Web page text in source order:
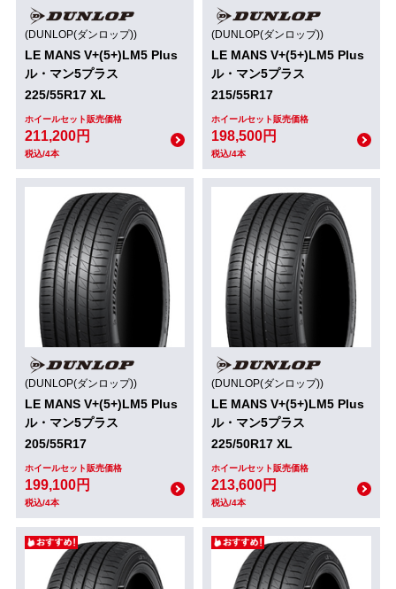
(DUNLOP(ダンロップ))
LE MANS V+(5+)LM5 Plus
ル・マン5プラス
225/55R17 XL
ホイールセット販売価格
211,200円
税込/4本
(DUNLOP(ダンロップ))
LE MANS V+(5+)LM5 Plus
ル・マン5プラス
215/55R17
ホイールセット販売価格
198,500円
税込/4本
(DUNLOP(ダンロップ))
LE MANS V+(5+)LM5 Plus
ル・マン5プラス
205/55R17
ホイールセット販売価格
199,100円
税込/4本
(DUNLOP(ダンロップ))
LE MANS V+(5+)LM5 Plus
ル・マン5プラス
225/50R17 XL
ホイールセット販売価格
213,600円
税込/4本